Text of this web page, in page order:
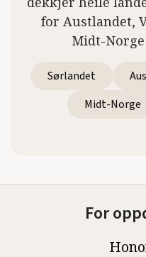
for Austlandet,
Midt-
Sørlandet
Midt-Norge
For